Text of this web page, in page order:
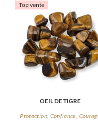
Top vente
OEIL DE TIGRE
Protection, Confiance,